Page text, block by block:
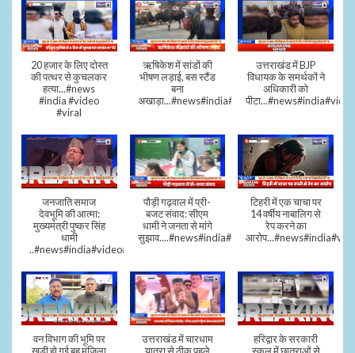
20 हजार के लिए दोस्त
की पत्थर से कुचलकर
हत्या...#news
#india #video
#viral
ऋषिकेश में सांडों की
भीषण लड़ाई, बस स्टैंड
बना
अखाड़ा...#news#india#video#viral
उत्तराखंड में BJP
विधायक के समर्थकों ने
अधिकारी को
जनजाति समाज
देवभूमि की आत्मा:
मुख्यमंत्री पुष्कर सिंह
धामी
..#news#india#video#viral
पौड़ी गढ़वाल में प्री-
बजट संवाद: सीएम
धामी ने जनता से मांगे
सुझाव....#news#india#video#viral
टिहरी में एक चाचा पर
14 वर्षीय नाबालिग से
रेप करने का
वन विभाग की भूमि पर
उत्तराखंड में चारधाम
हरिद्वार के सरकारी